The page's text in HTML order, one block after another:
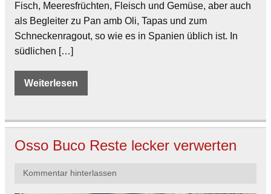
Fisch, Meeresfrüchten, Fleisch und Gemüse, aber auch
als Begleiter zu Pan amb Oli, Tapas und zum
Schneckenragout, so wie es in Spanien üblich ist. In
südlichen […]
Weiterlesen
Osso Buco Reste lecker verwerten
Kommentar hinterlassen